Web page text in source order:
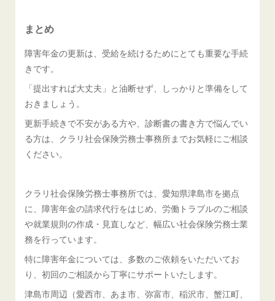
まとめ
障害年金の更新は、受給を続けるためにとても重要な手続
きです。
「提出すれば大丈夫」と油断せず、しっかりと準備をして
おきましょう。
更新手続きで不安がある方や、診断書の書き方で悩んでい
る方は、クラリ社会保険労務士事務所までお気軽にご相談
ください。
クラリ社会保険労務士事務所では、愛知県津島市を拠点
に、障害年金の請求代行をはじめ、労働トラブルのご相談
や就業規則の作成・見直しなど、幅広い社会保険労務士業
務を行っています。
特に障害年金については、多数のご依頼をいただいてお
り、初回のご相談から丁寧にサポートいたします。
津島市周辺（愛西市、あま市、弥富市、稲沢市、蟹江町、